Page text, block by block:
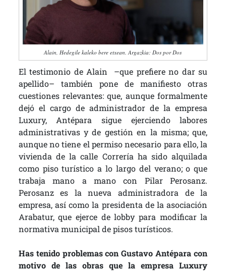
Alain, Hedegile kaleko bere etxean. Argazkia: Dos por Dos
El testimonio de Alain –que prefiere no dar su
apellido– también pone de manifiesto otras
cuestiones relevantes: que, aunque formalmente
dejó el cargo de administrador de la empresa
Luxury, Antépara sigue ejerciendo labores
administrativas y de gestión en la misma; que,
aunque no tiene el permiso necesario para ello, la
vivienda de la calle Correría ha sido alquilada
como piso turístico a lo largo del verano; o que
trabaja mano a mano con Pilar Perosanz.
Perosanz es la nueva administradora de la
empresa, así como la presidenta de la asociación
Arabatur, que ejerce de lobby para modificar la
normativa municipal de pisos turísticos.
Has tenido problemas con Gustavo Antépara con
motivo de las obras que la empresa Luxury